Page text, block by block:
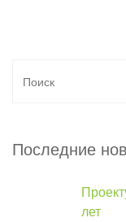
Последние
лет